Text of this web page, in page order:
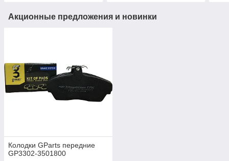
Акционные предложения и новинки
Колодки GParts передние
GP3302-3501800